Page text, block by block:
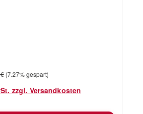
Preis:
(7.27% gespart)
zzgl. Versandkosten